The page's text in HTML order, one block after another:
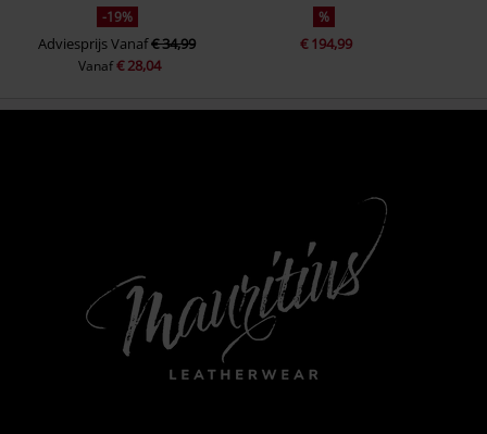
-19%
AdviesprijsVanaf€ 34,99
Vanaf€ 28,04
%
€ 194,99